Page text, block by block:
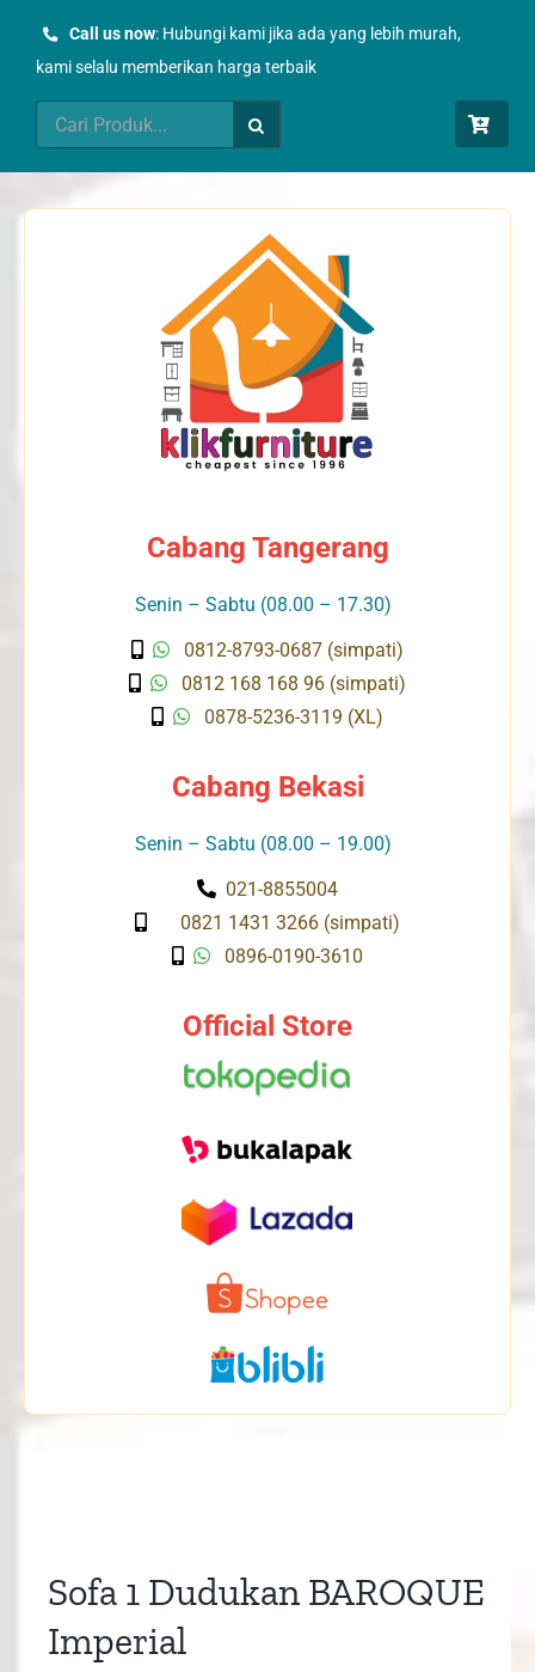
Call us now: Hubungi kami jika ada yang lebih murah,
kami selalu memberikan harga terbaik
Search
for:
Cabang Tangerang
Senin – Sabtu (08.00 – 17.30)
0812-8793-0687 (simpati)
0812 168 168 96 (simpati)
0878-5236-3119 (XL)
Cabang Bekasi
Senin – Sabtu (08.00 – 19.00)
021-8855004
0821 1431 3266 (simpati)
0896-0190-3610
Official Store
Sofa 1 Dudukan BAROQUE
Imperial